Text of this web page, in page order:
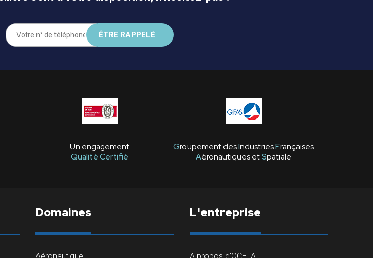
Un engagement
Qualité Certifié
Groupement desIndustriesFrançaises
Aéronautiques etSpatiale
Domaines
Aéronautique
L'entreprise
A propos d'OCETA